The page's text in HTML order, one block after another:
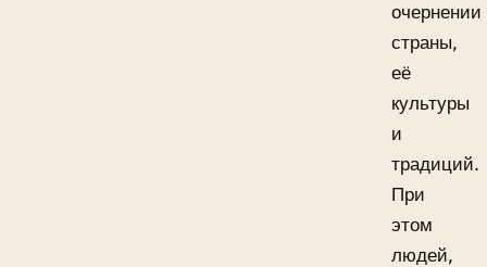
очернении
страны,
её
культуры
и
традиций.
При
этом
людей,